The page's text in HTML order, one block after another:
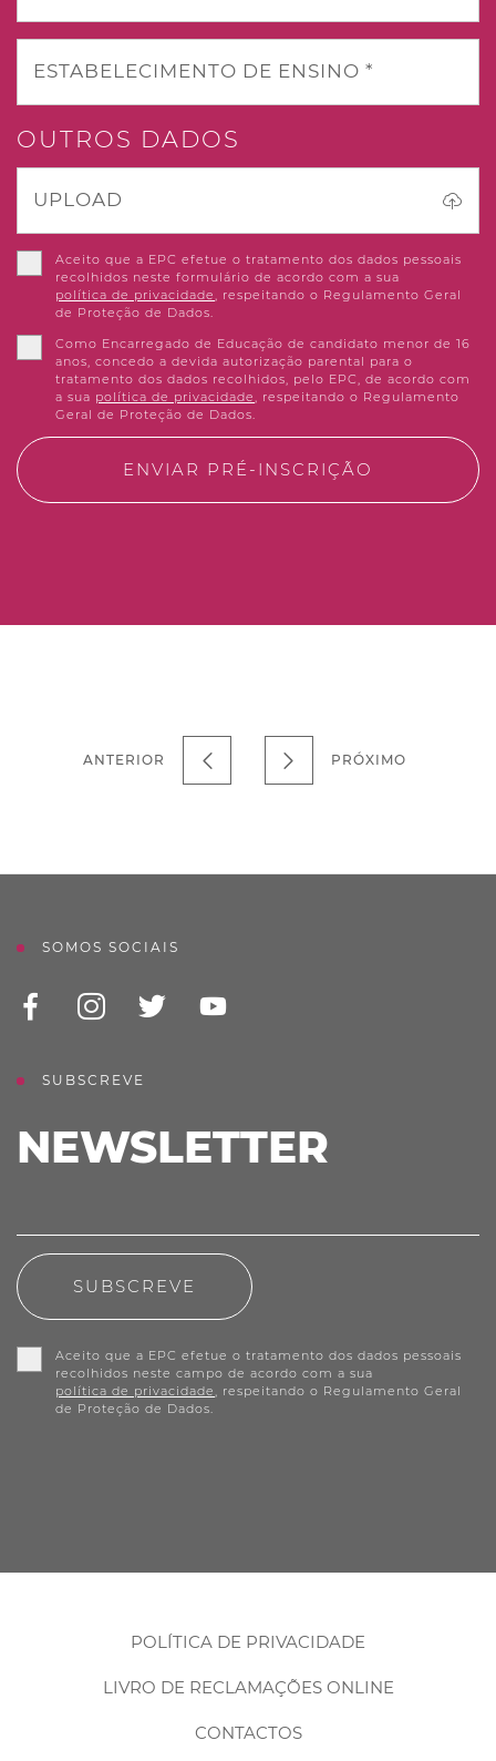
ESTABELECIMENTO DE ENSINO *
OUTROS DADOS
UPLOAD
Aceito que a EPC efetue o tratamento dos dados pessoais
recolhidos neste formulário de acordo com a sua
política de privacidade, respeitando o Regulamento Geral
de Proteção de Dados.
Como Encarregado de Educação de candidato menor de 16
anos, concedo a devida autorização parental para o
tratamento dos dados recolhidos, pelo EPC, de acordo com
a sua política de privacidade, respeitando o Regulamento
Geral de Proteção de Dados.
ENVIAR PRÉ-INSCRIÇÃO
ANTERIOR PRÓXIMO
SOMOS SOCIAIS
SUBSCREVE
NEWSLETTER
SUBSCREVE
Aceito que a EPC efetue o tratamento dos dados pessoais
recolhidos neste campo de acordo com a sua
política de privacidade , respeitando o Regulamento Geral
de Proteção de Dados.
POLÍTICA DE PRIVACIDADE
LIVRO DE RECLAMAÇÕES ONLINE
CONTACTOS